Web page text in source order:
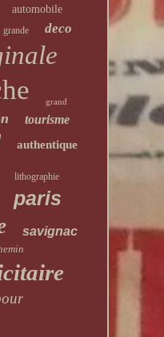
automobile
grande deco
grand
tourisme
authentique
lithographie
paris
savignac